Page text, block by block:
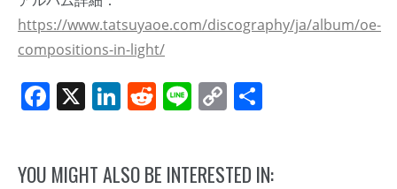
https://www.tatsuyaoe.com/discography/ja/album/oe-
compositions-in-light/
Facebook
X LinkedIn
Reddit
LineCopy
YOU MIGHT ALSO BE INTERESTED IN: